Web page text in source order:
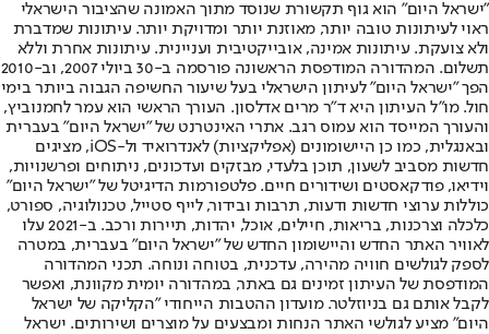
"ישראל היום" הוא גוף תקשורת שנוסד מתוך האמונה שהציבור הישראלי
ראוי לעיתונות טובה יותר, מאוזנת יותר ומדויקת יותר. עיתונות שמדברת
ולא צועקת. עיתונות אמינה, אובייקטיבית ועניינית. עיתונות אחרת וללא
תשלום. המהדורה המודפסת הראשונה פורסמה ב-30 ביולי 2007, וב-2010
הפך "ישראל היום" לעיתון הישראלי בעל שיעור החשיפה הגבוה ביותר בימי
חול. מו"ל העיתון היא ד"ר מרים אדלסון. העורך הראשי הוא עמר לחמנוביץ,
והעורך המייסד הוא עמוס רגב. אתרי האינטרנט של "ישראל היום" בעברית
ובאנגלית, כמו כן היישומונים (אפליקציות) לאנדרואיד ול-iOS, מציגים
חדשות מסביב לשעון, תוכן בלעדי, מבזקים ועדכונים, ניתוחים ופרשנויות,
וידיאו, פודקאסטים ושידורים חיים. פלטפורמות הדיגיטל של "ישראל היום"
כוללות ערוצי חדשות ודעות, תרבות ובידור, לייף סטייל, טכנולוגיה, ספורט,
כלכלה וצרכנות, בריאות, חיילים, אוכל, יהדות, תיירות ורכב. ב-2021 עלו
לאוויר האתר החדש והיישומון החדש של "ישראל היום" בעברית, במטרה
לספק לגולשים חוויה מהירה, עדכנית, בטוחה ונוחה. תכני המהדורה
המודפסת של העיתון זמינים גם באתר, במהדורה יומית מקוונת, ואפשר
לקבל אותם גם בניוזלטר. מועדון ההטבות הייחודי "הקליקה של ישראל
היום" מציע לגולשי האתר הנחות ומבצעים על מוצרים ושירותים. ישראל